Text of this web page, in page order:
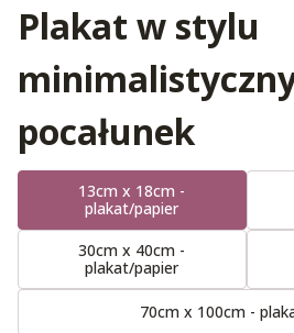
Plakat w stylu
pocałunek
13cm x 18cm -
plakat/papier
30cm x 40cm -
plakat/papier
70cm x 100cm -